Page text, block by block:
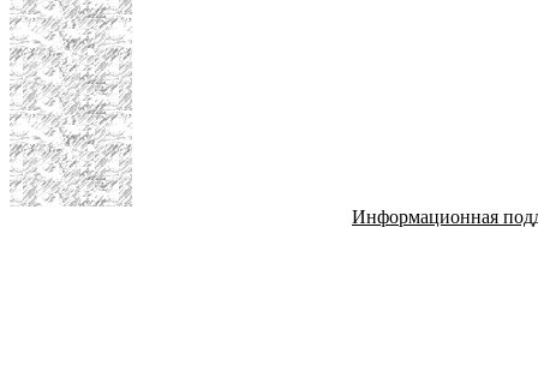
Информационная